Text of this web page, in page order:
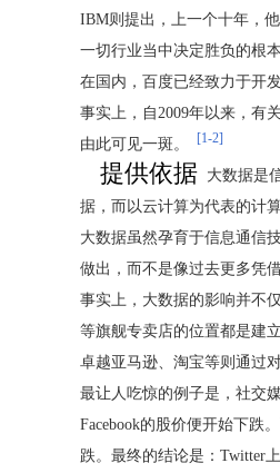
IBM则提出，上一个十年，
一切行业当中决定胜负的根
在国内，百度已经致力于开
事实上，自2009年以来，有
由此可见一斑。
[1-2]
提供依据 大数据是
据，而以云计算为代表的计
大数据虽然孕育于信息通信
做出，而不是像过去更多凭
事实上，大数据的影响并不
等旗舰专卖店的位置都是建
卓越亚马逊、淘宝等则通过
最让人吃惊的例子是，社交
Facebook的股价便开始下跌
跌。最终的结论是：Twitter